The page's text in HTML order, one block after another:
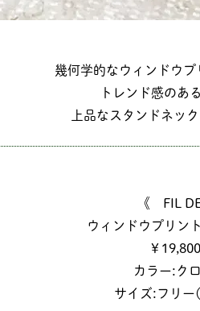
幾何学的なウィンドウプ
トレンド感のあ
上品なスタンドネッ
《 FIL
ウィンドウプリン
￥
カラー:ク
サイズ:フリ